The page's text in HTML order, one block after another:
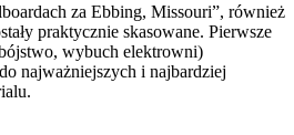
za Ebbing, Missouri”, również
praktycznie skasowane. Pierwsze
wybuch elektrowni)
najważniejszych i najbardziej